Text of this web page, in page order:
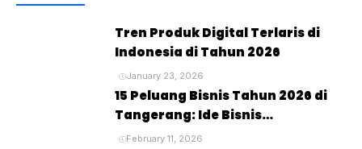
Tren Produk Digital Terlaris di
Indonesia di Tahun 2026
January 23, 2026
15 Peluang Bisnis Tahun 2026 di
Tangerang: Ide Bisnis
Menjanjikan untuk Masa Depan
February 11, 2026